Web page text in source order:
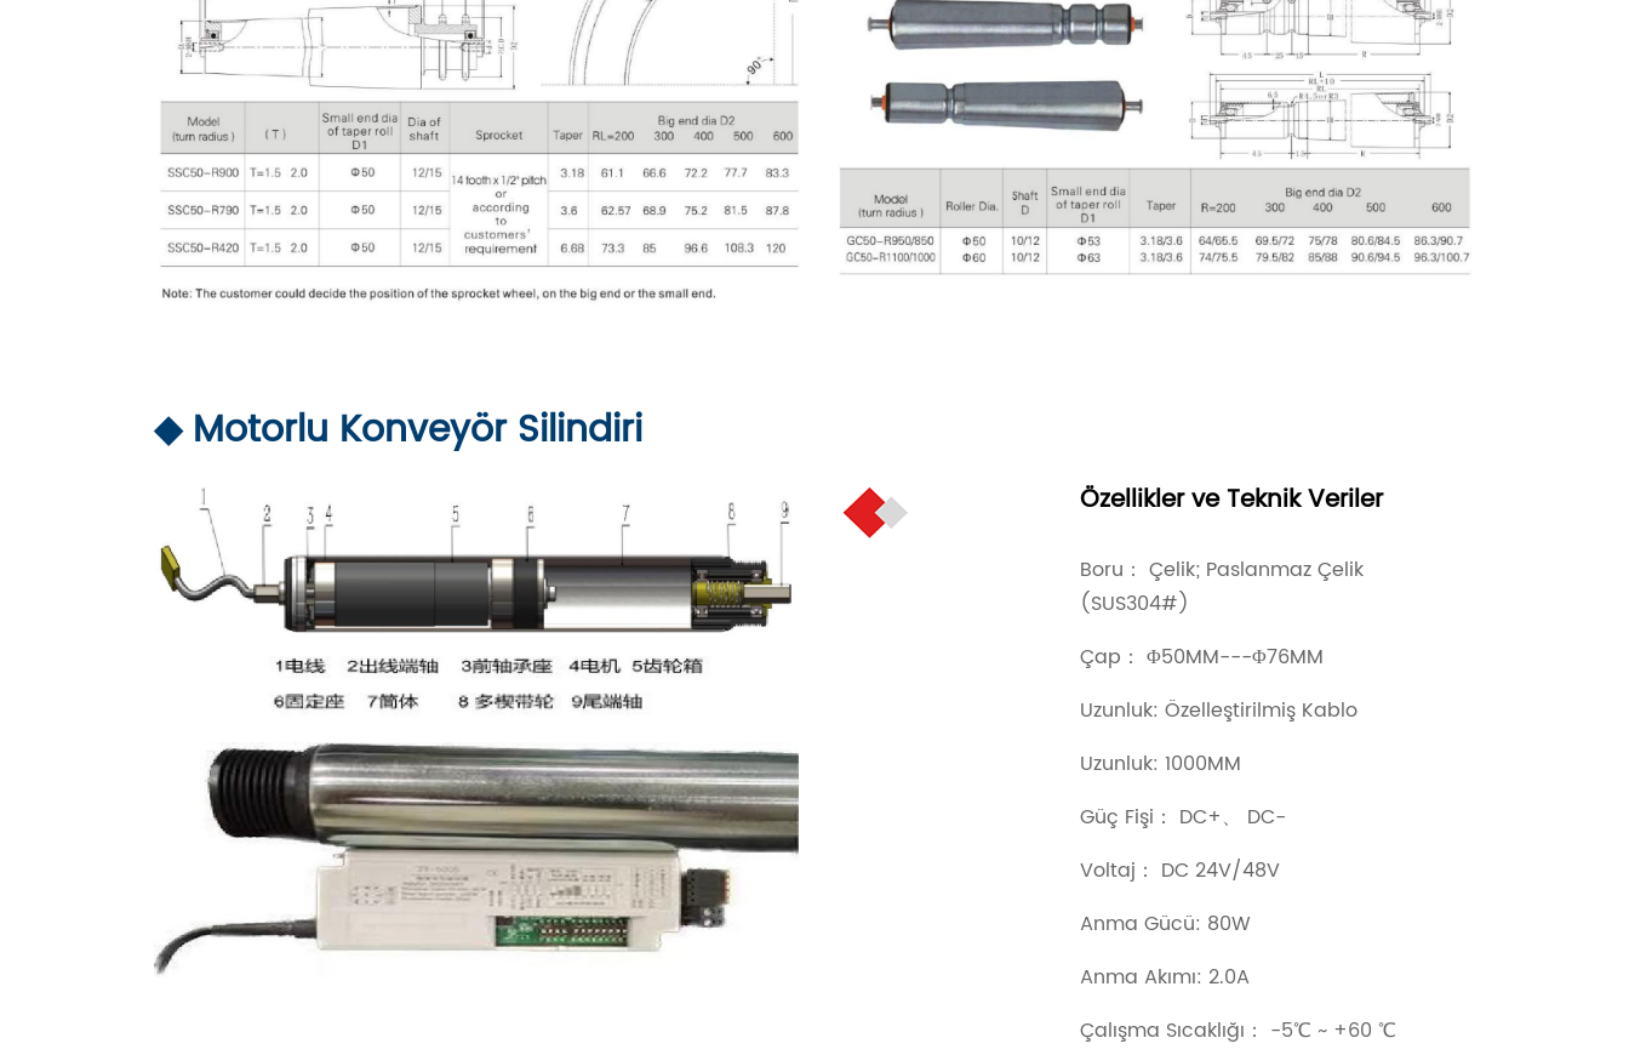
◆ Motorlu Konveyör Silindiri
Özellikler ve Teknik Veriler
Boru： Çelik; Paslanmaz Çelik
(SUS304#)
Çap： Φ50MM---Φ76MM
Uzunluk: Özelleştirilmiş Kablo
Uzunluk: 1000MM
Güç Fişi： DC+、 DC-
Voltaj： DC 24V/48V
Anma Gücü: 80W
Anma Akımı: 2.0A
Çalışma Sıcaklığı： -5℃ ~ +60 ℃